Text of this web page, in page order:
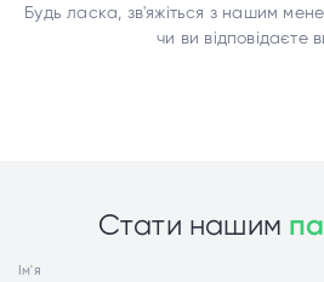
Будь лаcка, зв'яжітьcя з нашим
чи ви відповідаєте
Стати нашим
Ім'я